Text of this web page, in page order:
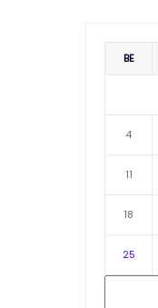
BE
4
11
18
25